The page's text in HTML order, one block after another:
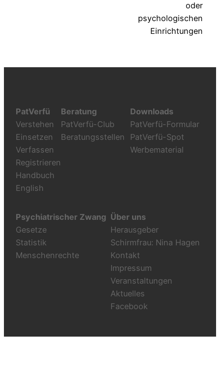
oder
psychologischen
Einrichtungen
PatVerfü
Verstehen
Einsetzen
Verfassen
Registrieren
Handbuch
English
Beratung
PatVerfü-Club
Beratungsstellen
Downloads
PatVerfü-Formular
PatVerfü-Spot
Werbematerial
Psychiatrischer Zwang
Gesetze
Statistik
Menschenrechte
Über uns
Herausgeber
Schirmfrau: Nina Hagen
Kontakt
Impressum
Veranstaltungen
Aktuelles
Facebook